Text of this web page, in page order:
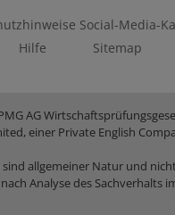
Social-Media-
Hilfe Sitemap
AG
einer Private English
allgemeiner Natur und
Analyse des